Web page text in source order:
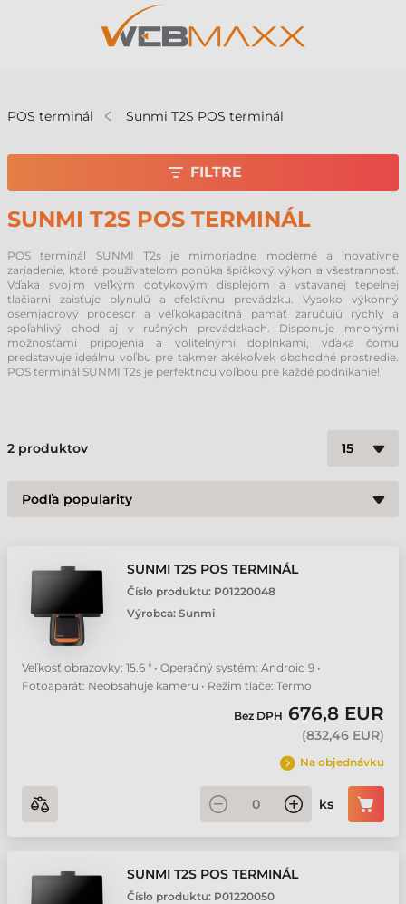
POS terminál Sunmi T2S POS terminál
SUNMI T2S POS TERMINÁL
POS terminál SUNMI T2s je mimoriadne moderné a inovatívne
zariadenie, ktoré používateľom ponúka špičkový výkon a všestrannosť.
Vďaka svojim veľkým dotykovým displejom a vstavanej tepelnej
tlačiarni zaisťuje plynulú a efektívnu prevádzku. Vysoko výkonný
osemjadrový procesor a veľkokapacitná pamäť zaručujú rýchly a
spoľahlivý chod aj v rušných prevádzkach. Disponuje mnohými
možnosťami pripojenia a voliteľnými doplnkami, vďaka čomu
predstavuje ideálnu voľbu pre takmer akékoľvek obchodné prostredie.
POS terminál SUNMI T2s je perfektnou voľbou pre každé podnikanie!
2 produktov
SUNMI T2S POS TERMINÁL
Číslo produktu: P01220048
Výrobca: Sunmi
Veľkosť obrazovky: 15.6 " • Operačný systém: Android 9 •
Fotoaparát: Neobsahuje kameru • Režim tlače: Termo
Bez DPH 676,8 EUR
(832,46 EUR)
Na objednávku
ks
SUNMI T2S POS TERMINÁL
Číslo produktu: P01220050
FILTRE